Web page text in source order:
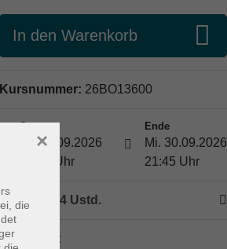
In den Warenkorb
Kursnummer: 26BO13600
Start
Mi. 30.09.2026
19:00 Uhr
Ende
Mi. 30.09.2026
21:45 Uhr
1 Termin / 4 Ustd.
Dozent*in:
die
×